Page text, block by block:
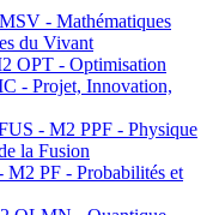
- Mathématiques
du Vivant
OPT - Optimisation
- Projet, Innovation,
- M2 PPF - Physique
la Fusion
PF - Probabilités et